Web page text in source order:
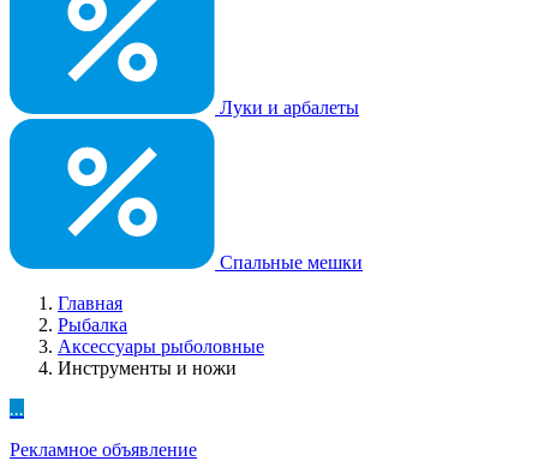
Луки и арбалеты
Спальные мешки
Главная
Рыбалка
Аксессуары рыболовные
Инструменты и ножи
...
Рекламное объявление